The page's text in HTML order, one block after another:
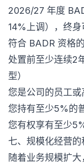
2026/27 年度
14%上调），终身
符合 BADR 资格
处置前至少连续2
型）
您是公司的员工或
您持有至少5%的
您有权享有至少
七、规模化经营
随着业务规模扩